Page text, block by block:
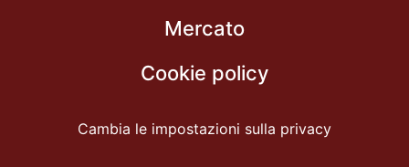
Mercato
Cookie policy
Cambia le impostazioni sulla privacy